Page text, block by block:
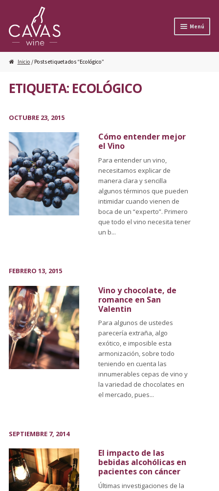
Ir a la navegación
Ir al contenido
Menú
Inicio / Posts etiquetados “Ecológico”
ETIQUETA: ECOLÓGICO
OCTUBRE 23, 2015
Cómo entender mejor
el Vino
Para entender un vino,
necesitamos explicar de
manera clara y sencilla
algunos términos que pueden
intimidar cuando vienen de
boca de un “experto”. Primero
que todo el vino necesita tener
un b...
FEBRERO 13, 2015
Vino y chocolate, de
romance en San
Valentin
Para algunos de ustedes
parecería extraña, algo
exótico, e imposible esta
armonización, sobre todo
teniendo en cuenta las
innumerables cepas de vino y
la variedad de chocolates en
el mercado, pues...
SEPTIEMBRE 7, 2014
El impacto de las
bebidas alcohólicas en
pacientes con cáncer
Últimas investigaciones de la